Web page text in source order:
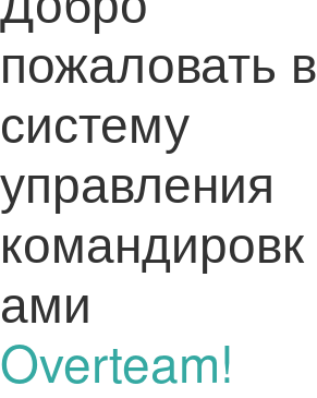
пожаловать в
систему
управления
командировк
ами
Overteam!